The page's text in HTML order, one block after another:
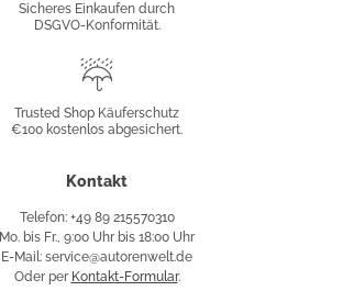
Sicheres Einkaufen durch
DSGVO-Konformität.
Käuferschutz
Trusted Shop Käuferschutz
€100 kostenlos abgesichert.
Kontakt
Telefon: +49 89 215570310
Mo. bis Fr., 9:00 Uhr bis 18:00 Uhr
E-Mail: service@autorenwelt.de
Oder per Kontakt-Formular.